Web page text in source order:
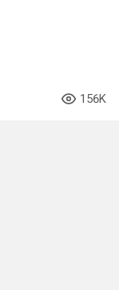
156K